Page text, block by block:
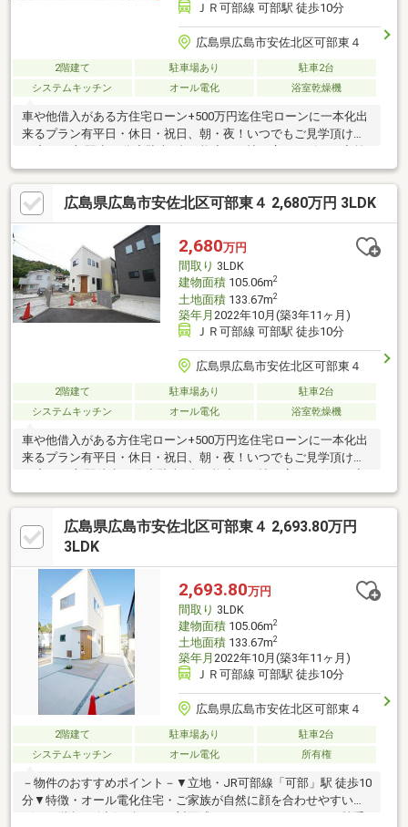
ＪＲ可部線 可部駅 徒歩10分
広島県広島市安佐北区可部東４
2階建て 駐車場あり
駐車2台
システムキッチン
オール電化 浴室乾燥機
車や他借入がある方住宅ローン+500万円迄住宅ローンに一本化出
来るプラン有平日・休日・祝日、朝・夜！いつでもご見学頂けま
面道路12ｍ住宅ローン借入2680万円の場合 月々64952円※変動金
利・40年払い・金利0.775％・ボーナス払い無しの場合現在の家賃
+駐車場代と比べてみてください◎お仕事が忙しくてなかなか時
間の取れない方夜間や早朝等、対応出来ますのでお気軽にご相談
下さい他社掲載物件も纏めてご案内・資料送付可能です
広島県広島市安佐北区可部東４ 2,680万円 3LDK
2,680万円
間取り 3LDK
建物面積105.06m2
土地面積133.67m2
築年月 2022年10月(築3年11ヶ月)
ＪＲ可部線 可部駅 徒歩10分
広島県広島市安佐北区可部東４
2階建て 駐車場あり
駐車2台
システムキッチン
オール電化 浴室乾燥機
車や他借入がある方住宅ローン+500万円迄住宅ローンに一本化出
来るプラン有平日・休日・祝日、朝・夜！いつでもご見学頂けま
前面道路12ｍ住宅ローン借入2680円の場合 月々64952円※変動金
利・40年払い・金利0.775％・ボーナス払い無しの場合現在の家賃
+駐車場代と比べてみてください◎お仕事が忙しくてなかなか時
間の取れない方夜間や早朝等対応出来ますのでお気軽にご相談下
広島県広島市安佐北区可部東４ 2,693.80万円
3LDK
2,693.80万円
間取り 3LDK
建物面積105.06m2
土地面積133.67m2
築年月 2022年10月(築3年11ヶ月)
ＪＲ可部線 可部駅 徒歩10分
広島県広島市安佐北区可部東４
2階建て 駐車場あり
駐車2台
システムキッチン
オール電化 所有権
－物件のおすすめポイント－▼立地・JR可部線「可部」駅 徒歩10
分▼特徴・オール電化住宅・ご家族が自然に顔を合わせやすいリ